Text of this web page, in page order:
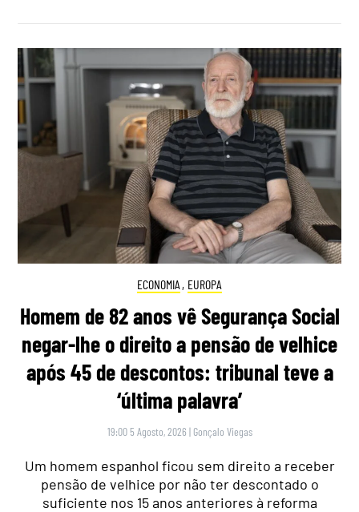
ECONOMIA , EUROPA
Homem de 82 anos vê Segurança Social
negar-lhe o direito a pensão de velhice
após 45 de descontos: tribunal teve a
‘última palavra’
19:00 5 Agosto, 2026 | Gonçalo Viegas
Um homem espanhol ficou sem direito a receber
pensão de velhice por não ter descontado o
suficiente nos 15 anos anteriores à reforma